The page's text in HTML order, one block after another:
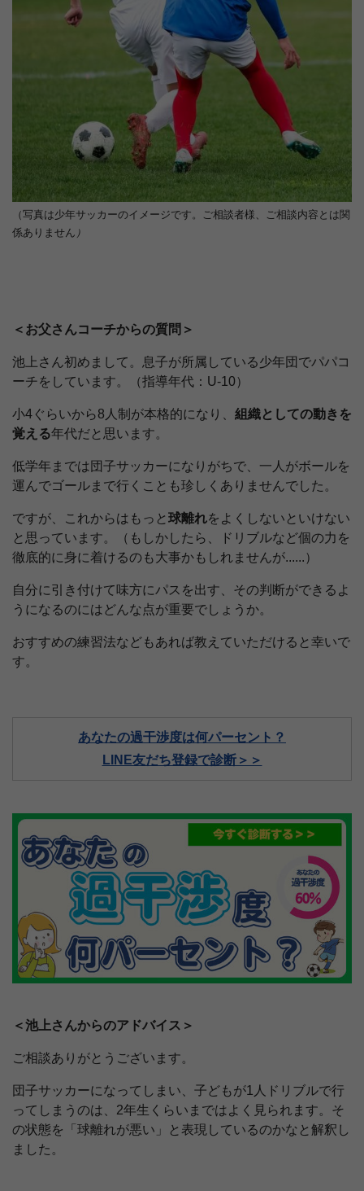
（写真は少年サッカーのイメージです。ご相談者様、ご相談内容とは関
係ありません ）
＜お父さんコーチからの質問＞
池上さん初めまして。息子が所属している少年団でパパコ
ーチをしています。（指導年代：U-10）
小4ぐらいから8人制が本格的になり、 組織としての動きを
覚える年代だと思います。
低学年までは団子サッカーになりがちで、一人がボールを
運んでゴールまで行くことも珍しくありませんでした。
ですが、これからはもっと 球離れをよくしないといけない
と思っています。（もしかしたら、ドリブルなど個の力を
徹底的に身に着けるのも大事かもしれませんが......）
自分に引き付けて味方にパスを出す、その判断ができるよ
うになるのにはどんな点が重要でしょうか。
おすすめの練習法などもあれば教えていただけると幸いで
す。
あなたの過干渉度は何パーセント？
LINE友だち登録で診断＞＞
＜池上さんからのアドバイス＞
ご相談ありがとうございます。
団子サッカーになってしまい、子どもが1人ドリブルで行
ってしまうのは、2年生くらいまではよく見られます。そ
の状態を「球離れが悪い」と表現しているのかなと解釈し
ました。